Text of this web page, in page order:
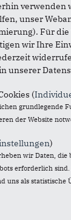
unserer
wird
Feld ist ein
verwenden
unser
Für
wir Ihre
unserer
(
grundlegende
der Website
)
wir Daten,
erforderlich
uns als statistische